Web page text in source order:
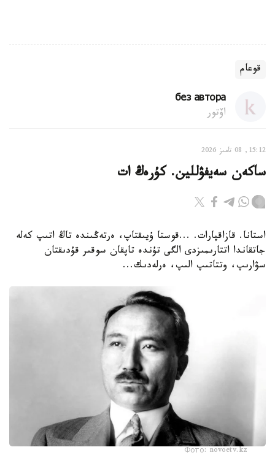
قوعام
без автора
اۆتور
15:12, 08 تامىز 2026
ساكەن سەيفۋللين. كۇرەڭ ات
استانا. قازاقپارات. ...قوستا ۇيىقتاپ، ەرتەڭىندە تاڭ اتىپ كەلە
جاتقاندا اتتارىمىزدى الگى تۇندە تاپقان سوقىر قۇدىقتان
سۋارىپ، وتتاتىپ الىپ، ەرلەدىك...
Фото: novoetv.kz